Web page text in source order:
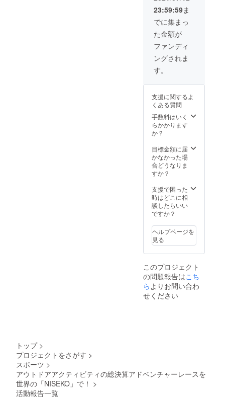
大チャ
ンスで
す！ ・
基本的
には講
習会の
講師
や、講
て呼ん
だけま
すが、
内容に
ついて
は相談
す ・講
演は2時
間程
度、講
時間以
内を想
定して
います
エリア
は関東
圏内で
お願い
ます ・
講習会
当日の
内容の
SNS発
までの
23:59:59ま
でに集まっ
た金額が
ファンディ
ングされま
す。
支援に関するよ
くある質問
手数料はいく
らかかります
か？
目標金額に届
かなかった場
合どうなりま
すか？
支援で困った
時はどこに相
談したらいい
ですか？
ヘルプページを
見る
このプロジェクト
の問題報告はこち
らよりお問い合わ
せください
トップ >
プロジェクトをさがす >
スポーツ >
アウトドアアクティビティの総決算アドベンチャーレースを
世界の「NISEKO」で！ >
活動報告一覧